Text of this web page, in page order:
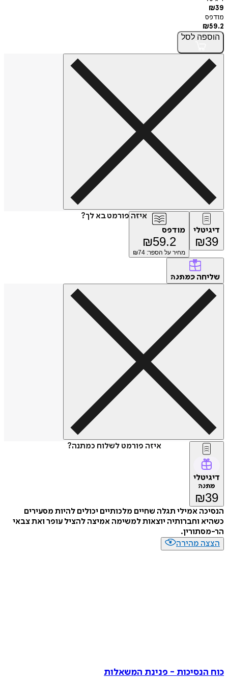
₪39
מודפס
₪59.2
הוספה לסל
איזה פורמט בא לך?
דיגיטלי
₪39
מודפס
₪59.2
מחיר על הספר: ₪ 74
שליחה כמתנה
איזה פורמט לשלוח כמתנה?
דיגיטלי
מתנה
₪39
הנסיכה אמילי תגלה שחיים מלכותיים יכולים להיות מסעירים
כשהיא וחברותיה יוצאות למשימה אמיצה להציל עופר ואת צבאי
הר-מסתורין.
הצצה מהירה
כוח הנסיכות - פנינת המשאלות